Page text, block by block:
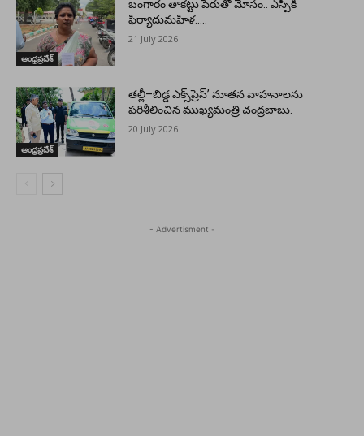
ఆంధ్రప్రదేశ్
బంగారం తాకట్టు పేరుతో మోసం.. ఎస్పీకి
ఫిర్యాదుమహిళ…..
21 July 2026
ఆంధ్రప్రదేశ్
తల్లీ–బిడ్డ ఎక్స్‌ప్రెస్’ నూతన వాహనాలను
పరిశీలించిన ముఖ్యమంత్రి చంద్రబాబు.
20 July 2026
- Advertisment -